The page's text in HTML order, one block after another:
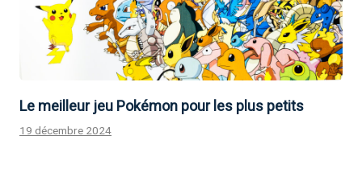
Le meilleur jeu Pokémon pour les plus petits
19 décembre 2024